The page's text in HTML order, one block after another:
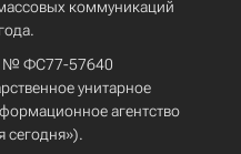
коммуникаций
№ ФС77-57640
унитарное
агентство